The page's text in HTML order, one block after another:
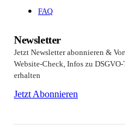
FAQ
Newsletter
Jetzt Newsletter abonnieren &
Website-Check, Infos zu
erhalten
Jetzt Abonnieren